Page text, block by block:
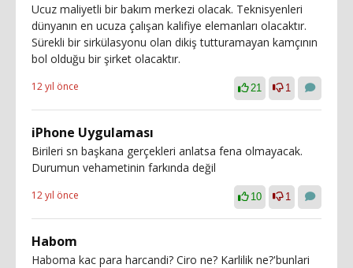
Ucuz maliyetli bir bakım merkezi olacak. Teknisyenleri
dünyanın en ucuza çalışan kalifiye elemanları olacaktır.
Sürekli bir sirkülasyonu olan dikiş tutturamayan kamçının
bol olduğu bir şirket olacaktır.
12 yıl önce 21 1
iPhone Uygulaması
Birileri sn başkana gerçekleri anlatsa fena olmayacak.
Durumun vehametinin farkında değil
12 yıl önce 10 1
Habom
Haboma kac para harcandi? Ciro ne? Karlilik ne?'bunlari